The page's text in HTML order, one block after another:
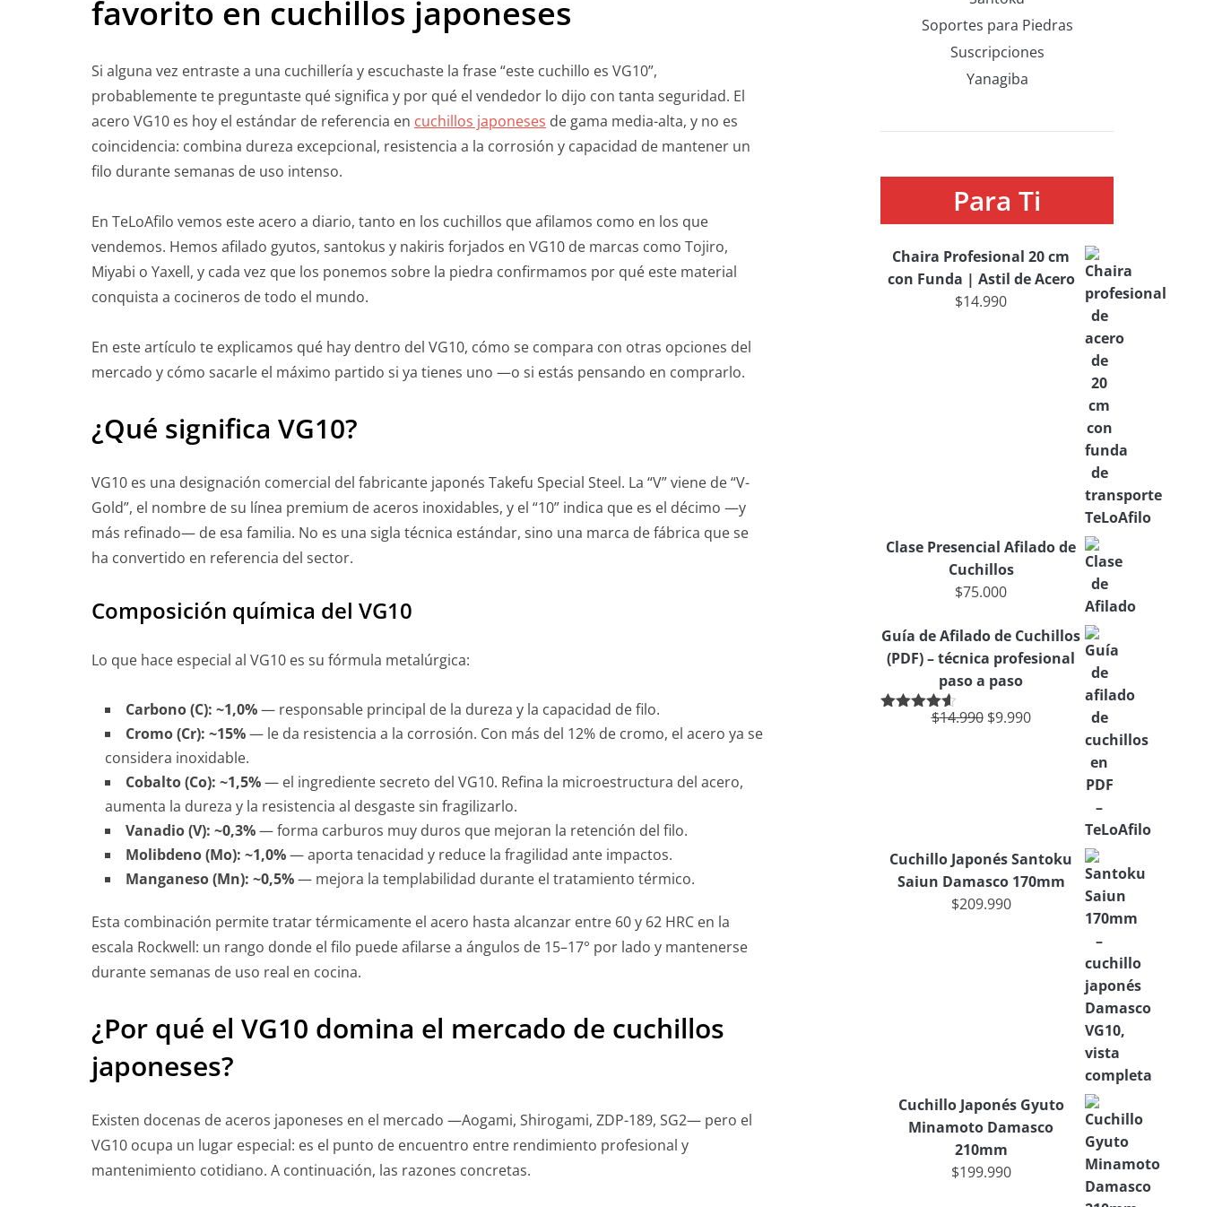
favorito en cuchillos japoneses
Si alguna vez entraste a una cuchillería y escuchaste la frase “este cuchillo es VG10”,
probablemente te preguntaste qué significa y por qué el vendedor lo dijo con tanta seguridad. El
acero VG10 es hoy el estándar de referencia en cuchillos japoneses de gama media-alta, y no es
coincidencia: combina dureza excepcional, resistencia a la corrosión y capacidad de mantener un
filo durante semanas de uso intenso.
En TeLoAfilo vemos este acero a diario, tanto en los cuchillos que afilamos como en los que
vendemos. Hemos afilado gyutos, santokus y nakiris forjados en VG10 de marcas como Tojiro,
Miyabi o Yaxell, y cada vez que los ponemos sobre la piedra confirmamos por qué este material
conquista a cocineros de todo el mundo.
En este artículo te explicamos qué hay dentro del VG10, cómo se compara con otras opciones del
mercado y cómo sacarle el máximo partido si ya tienes uno —o si estás pensando en comprarlo.
¿Qué significa VG10?
VG10 es una designación comercial del fabricante japonés Takefu Special Steel. La “V” viene de “V-
Gold”, el nombre de su línea premium de aceros inoxidables, y el “10” indica que es el décimo —y
más refinado— de esa familia. No es una sigla técnica estándar, sino una marca de fábrica que se
ha convertido en referencia del sector.
Composición química del VG10
Lo que hace especial al VG10 es su fórmula metalúrgica:
Carbono (C): ~1,0%— responsable principal de la dureza y la capacidad de filo.
Cromo (Cr): ~15%— le da resistencia a la corrosión. Con más del 12% de cromo, el acero ya se
considera inoxidable.
Cobalto (Co): ~1,5%— el ingrediente secreto del VG10. Refina la microestructura del acero,
aumenta la dureza y la resistencia al desgaste sin fragilizarlo.
Vanadio (V): ~0,3%— forma carburos muy duros que mejoran la retención del filo.
Molibdeno (Mo): ~1,0%— aporta tenacidad y reduce la fragilidad ante impactos.
Manganeso (Mn): ~0,5%— mejora la templabilidad durante el tratamiento térmico.
Esta combinación permite tratar térmicamente el acero hasta alcanzar entre 60 y 62 HRC en la
escala Rockwell: un rango donde el filo puede afilarse a ángulos de 15–17° por lado y mantenerse
durante semanas de uso real en cocina.
¿Por qué el VG10 domina el mercado de cuchillos
japoneses?
Existen docenas de aceros japoneses en el mercado —Aogami, Shirogami, ZDP-189, SG2— pero el
VG10 ocupa un lugar especial: es el punto de encuentro entre rendimiento profesional y
mantenimiento cotidiano. A continuación, las razones concretas.
Soportes para Piedras
Suscripciones
Yanagiba
Para Ti
Chaira Profesional 20 cm
con Funda | Astil de Acero
$14.990
Clase Presencial Afilado de
Cuchillos
$75.000
Guía de Afilado de Cuchillos
(PDF) – técnica profesional
paso a paso
Valorado
$14.990 $9.990
Cuchillo Japonés Santoku
Saiun Damasco 170mm
$209.990
Cuchillo Japonés Gyuto
Minamoto Damasco
210mm
$199.990